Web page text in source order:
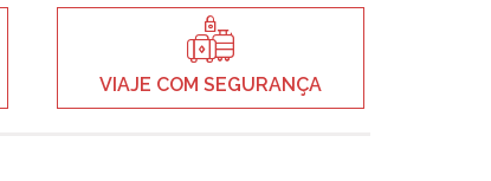
VIAJE COM SEGURANÇA